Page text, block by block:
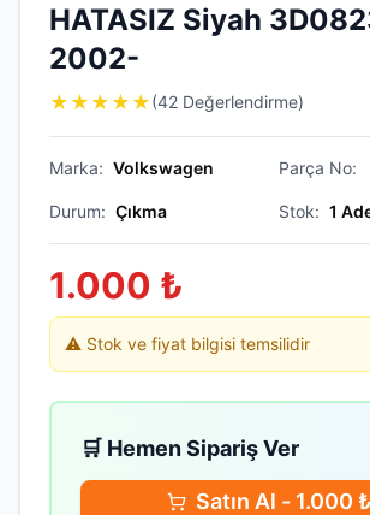
HATASIZ Siyah
2002-
★ ★ ★ ★ ★(42 Değerlendirme)
Marka: Volkswagen Parça No:
Durum: Çıkma Stok: 1
1.000 ₺
⚠️ Stok ve fiyat bilgisi temsilidir
🛒 Hemen Sipariş Ver
Satın Al - 1.000 ₺